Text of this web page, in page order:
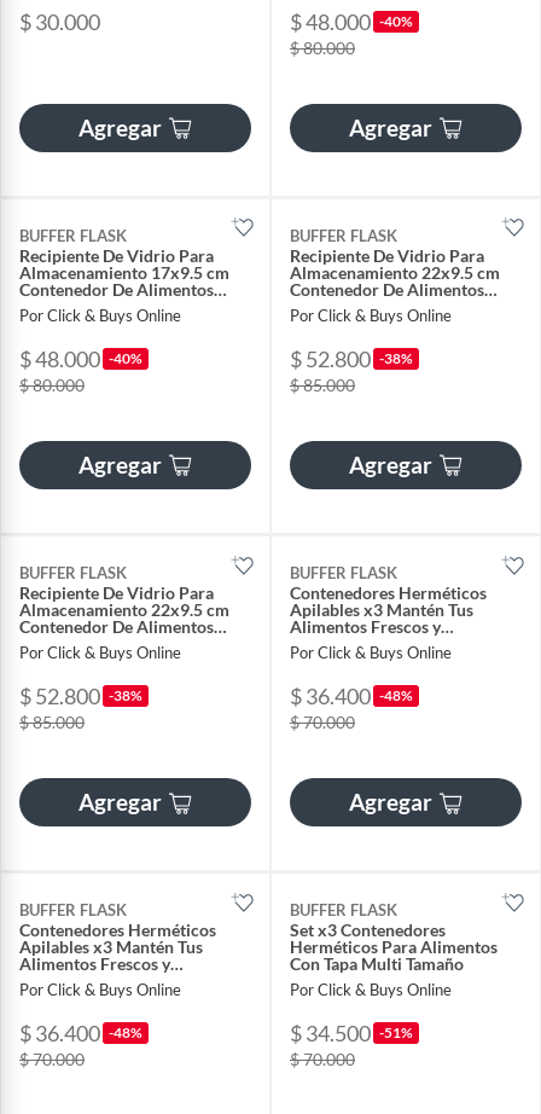
$ 30.000
Agregar
$ 48.000 -40%
$ 80.000
Agregar
BUFFER FLASK
Recipiente De Vidrio Para
Almacenamiento 17x9.5 cm
Contenedor De Alimentos
Cocina
Por Click & Buys Online
$ 48.000 -40%
$ 80.000
Agregar
BUFFER FLASK
Recipiente De Vidrio Para
Almacenamiento 22x9.5 cm
Contenedor De Alimentos
Cocina
Por Click & Buys Online
$ 52.800 -38%
$ 85.000
Agregar
BUFFER FLASK
Recipiente De Vidrio Para
Almacenamiento 22x9.5 cm
Contenedor De Alimentos
Cocina
Por Click & Buys Online
$ 52.800 -38%
$ 85.000
Agregar
BUFFER FLASK
Contenedores Herméticos
Apilables x3 Mantén Tus
Alimentos Frescos y
Ordenados
Por Click & Buys Online
$ 36.400 -48%
$ 70.000
Agregar
BUFFER FLASK
Contenedores Herméticos
Apilables x3 Mantén Tus
Alimentos Frescos y
Ordenados
Por Click & Buys Online
$ 36.400 -48%
$ 70.000
BUFFER FLASK
Set x3 Contenedores
Herméticos Para Alimentos
Con Tapa Multi Tamaño
Por Click & Buys Online
$ 34.500 -51%
$ 70.000